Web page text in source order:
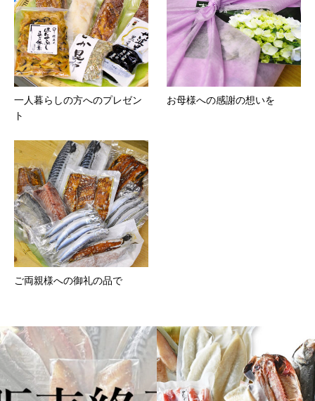
一人暮らしの方へのプレゼン
ト
お母様への感謝の想いを
ご両親様への御礼の品で